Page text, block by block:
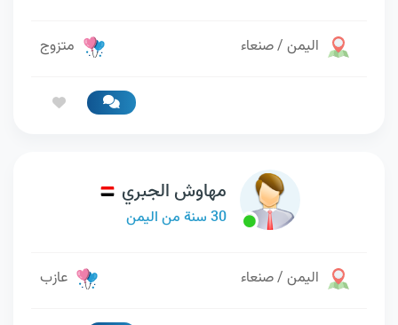
اليمن / صنعاء متزوج
مهاوش الجبري
30 سنة من اليمن
اليمن / صنعاء عازب